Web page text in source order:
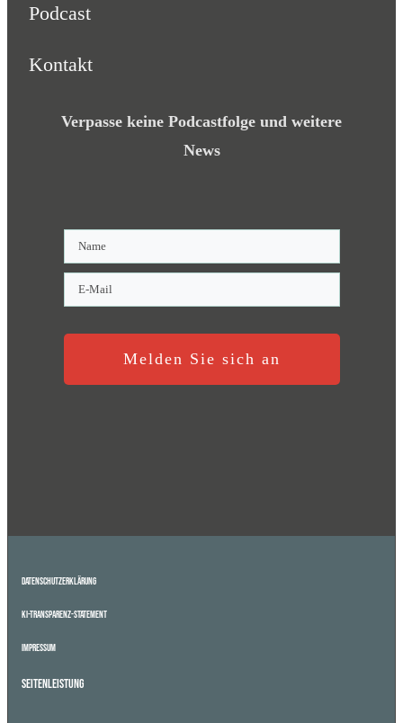
Podcast
Kontakt
Verpasse keine Podcastfolge und weitere
News
Melden Sie sich an
Datenschutzerklärung
KI-Transparenz-Statement
Impressum
Seitenleistung